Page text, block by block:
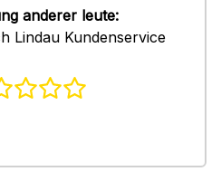
anderer leute:
Lindau Kundenservice